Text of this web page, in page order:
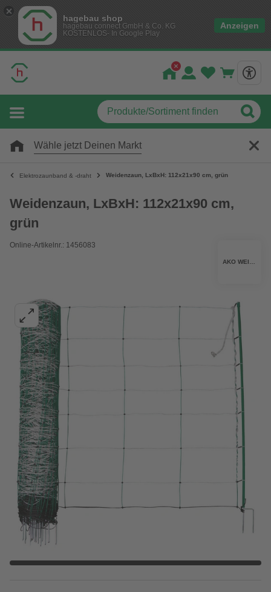
hagebau shop
hagebau connect GmbH & Co. KG
KOSTENLOS- In Google Play
Anzeigen
Wähle jetzt Deinen Markt
Elektrozaunband & -draht Weidenzaun, LxBxH: 112x21x90 cm, grün
Weidenzaun, LxBxH: 112x21x90 cm,
grün
Online-Artikelnr.: 1456083